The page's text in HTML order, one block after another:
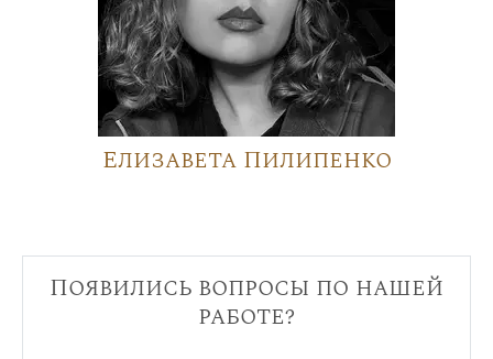
Елизавета Пилипенко
Появились вопросы по нашей
работе?